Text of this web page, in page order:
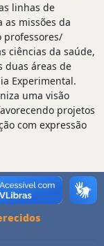
linhas de
missões da
professores/
ciências da saúde,
duas áreas de
Experimental.
uma visão
projetos
com expressão